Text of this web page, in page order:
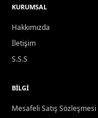
KURUMSAL
Hakkımızda
İletişim
S.S.S
BILGI
Mesafeli Satış Sözleşmesi